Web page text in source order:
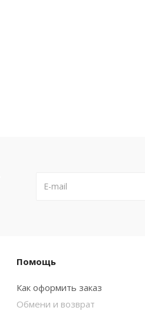
Помощь
Как оформить заказ
Обмени и возврат